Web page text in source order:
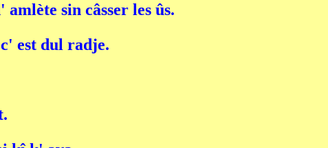
sin câsser les ûs.
est dul radje.